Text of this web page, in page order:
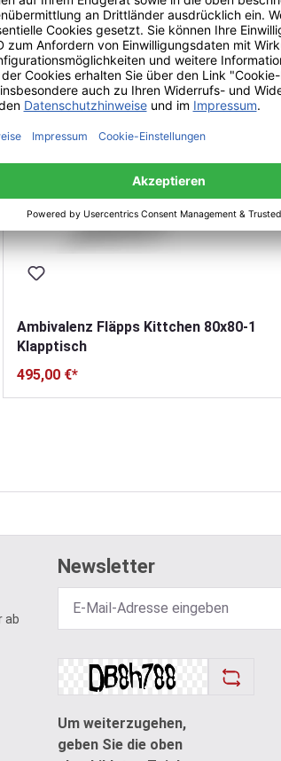
Ambivalenz Fläpps Kittchen 80x80-1
Klapptisch
495,00 €*
Newsletter
ab
Um weiterzugehen,
geben Sie die oben